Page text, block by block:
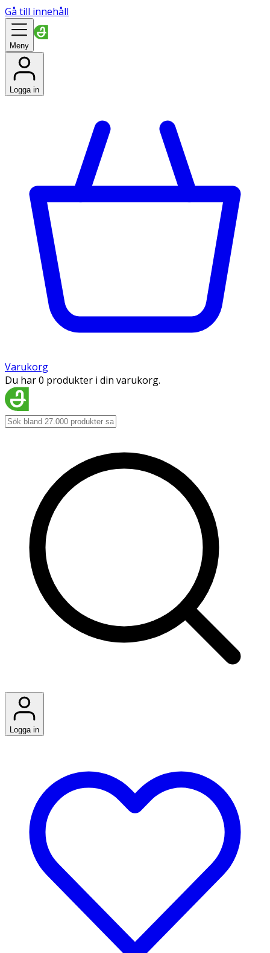
Gå till innehåll
Meny
Logga in
Varukorg
Du har 0 produkter i din varukorg.
Logga in